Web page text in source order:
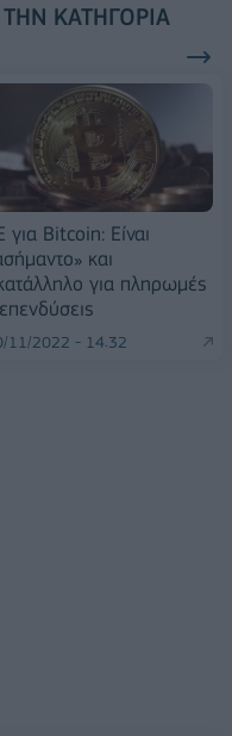
ΚΑΤΗΓΟΡΊΑ
για Bitcoin: Είναι
και
για πληρωμές
11/2022 - 14:32